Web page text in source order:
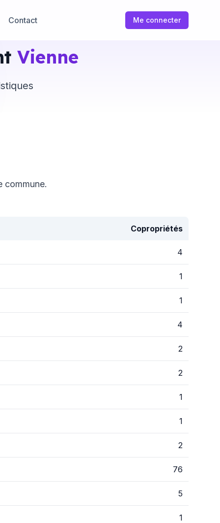
Contact Me connecter
Vienne
commune.
Copropriétés
4
1
1
4
2
2
1
1
2
76
5
1